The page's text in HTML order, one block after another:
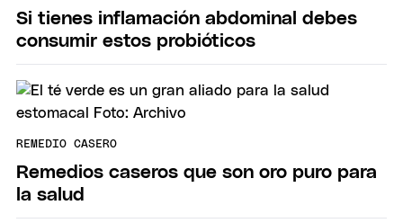
Si tienes inflamación abdominal debes
consumir estos probióticos
REMEDIO CASERO
Remedios caseros que son oro puro para
la salud